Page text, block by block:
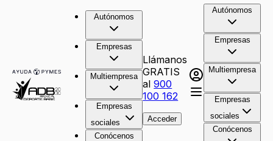
Autónomos
Empresas
Multiempresa
Empresas
sociales
Conócenos
Llámanos
GRATIS
al900
100 162
Acceder
Autónomos
Empresas
Multiempresa
Empresas
sociales
Conócenos